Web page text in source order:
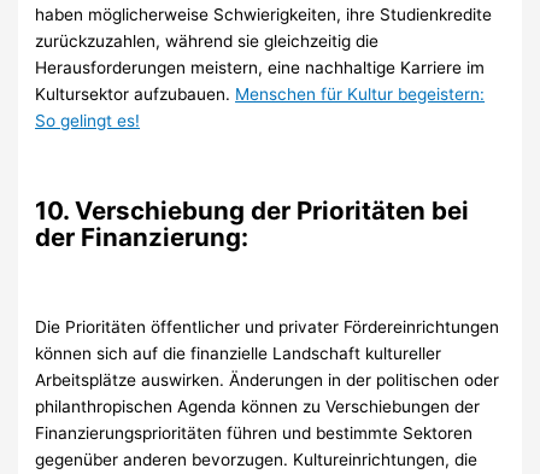
haben möglicherweise Schwierigkeiten, ihre Studienkredite
zurückzuzahlen, während sie gleichzeitig die
Herausforderungen meistern, eine nachhaltige Karriere im
Kultursektor aufzubauen. Menschen für Kultur begeistern:
So gelingt es!
10. Verschiebung der Prioritäten bei
der Finanzierung:
Die Prioritäten öffentlicher und privater Fördereinrichtungen
können sich auf die finanzielle Landschaft kultureller
Arbeitsplätze auswirken. Änderungen in der politischen oder
philanthropischen Agenda können zu Verschiebungen der
Finanzierungsprioritäten führen und bestimmte Sektoren
gegenüber anderen bevorzugen. Kultureinrichtungen, die